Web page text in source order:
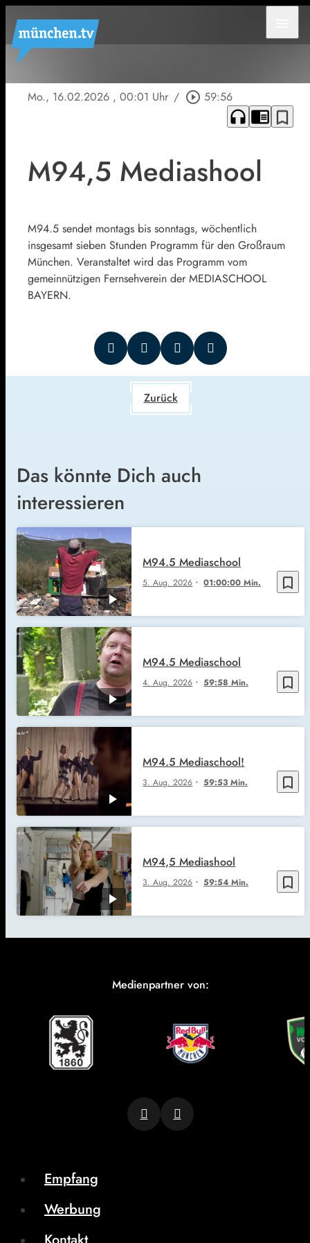
Mo., 16.02.2026 , 00:01 Uhr / play_circle_outline 59:56
headphones chrome_reader_mode bookmark_border
M94,5 Mediashool
M94.5 sendet montags bis sonntags, wöchentlich
insgesamt sieben Stunden Programm für den Großraum
München. Veranstaltet wird das Programm vom
gemeinnützigen Fernsehverein der MEDIASCHOOL
BAYERN.
Zurück
Das könnte Dich auch
interessieren
bookmark_border
5. Aug. 2026 01:00:00 Min.
M94.5 Mediaschool
bookmark_border
4. Aug. 2026 59:58 Min.
M94.5 Mediaschool
bookmark_border
3. Aug. 2026 59:53 Min.
M94.5 Mediaschool!
bookmark_border
3. Aug. 2026 59:54 Min.
M94,5 Mediashool
Medienpartner von:
Empfang
Werbung